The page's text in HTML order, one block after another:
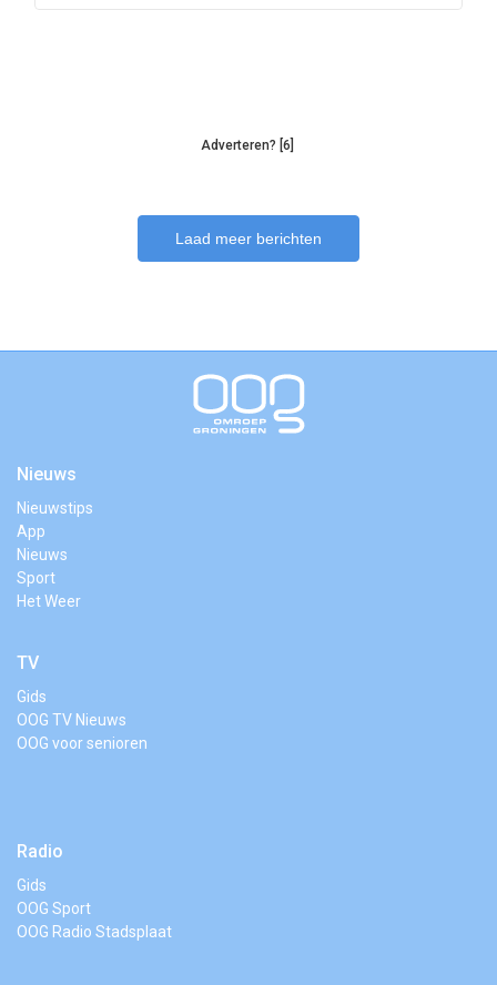
Adverteren? [6]
Laad meer berichten
Nieuws
Nieuwstips
App
Nieuws
Sport
Het Weer
TV
Gids
OOG TV Nieuws
OOG voor senioren
Radio
Gids
OOG Sport
OOG Radio Stadsplaat